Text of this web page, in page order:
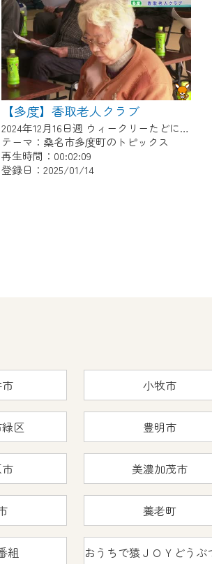
【多度】香取老人クラブ
2024年12月16日週 ウィークリーたどにて放送
テーマ：桑名市多度町のトピックス
再生時間：00:02:09
登録日：2025/01/14
小牧市
区 豊明市
美濃加茂市
養老町
組